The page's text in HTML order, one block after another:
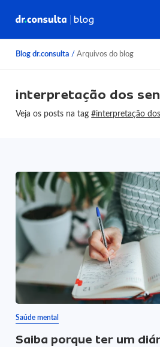
Blog dr.consulta / Arquivos do blog
interpretação dos
Veja os posts na tag#interpretação
Saúde mental
Saiba porque ter um